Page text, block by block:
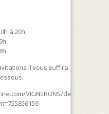
à 20h.
il vous suffira
VIGNERONS/default.aspx?